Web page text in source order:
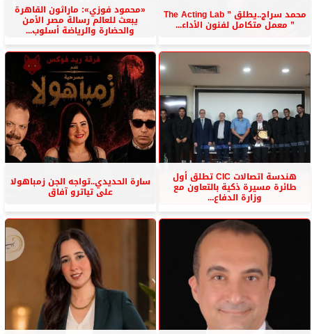
محمد سراج..يطلق ” The Acting Lab
” معمل متكامل لفنون الأداء...
«محمود فوزي»: ماراثون القاهرة
يبعث للعالم رسالة مصر الأمن
والحضارة والرياضة أسلوب...
هندسة اتصالات CIC تطلق أول
طائرة مسيرة ذكية بالتعاون مع
وزارة الدفاع...
سارة الحديدي..تواجه الجن زمباهولا
على تياترو آفاق